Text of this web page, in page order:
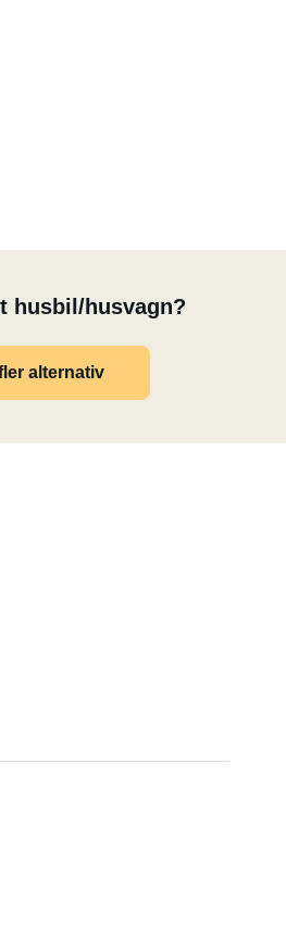
husbil/husvagn?
alternativ